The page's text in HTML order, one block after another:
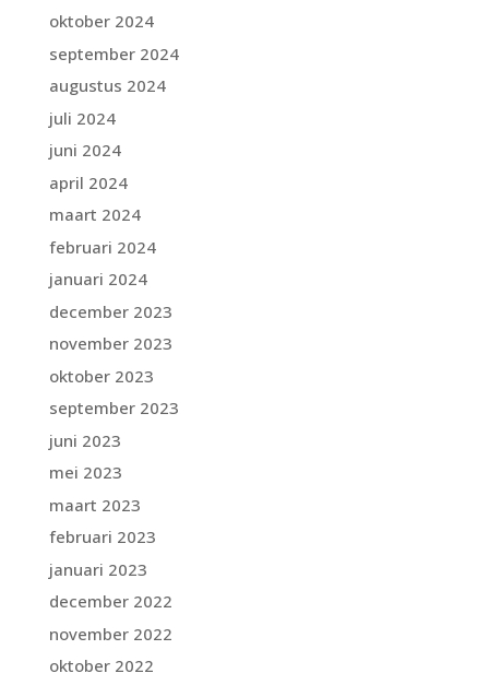
oktober 2024
september 2024
augustus 2024
juli 2024
juni 2024
april 2024
maart 2024
februari 2024
januari 2024
december 2023
november 2023
oktober 2023
september 2023
juni 2023
mei 2023
maart 2023
februari 2023
januari 2023
december 2022
november 2022
oktober 2022